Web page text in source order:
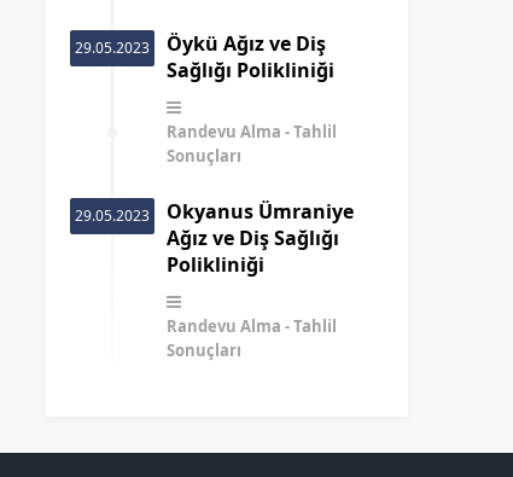
29.05.2023
Öykü Ağız ve Diş
Sağlığı Polikliniği
Randevu Alma
Tahlil
Sonuçları
29.05.2023
Okyanus Ümraniye
Ağız ve Diş Sağlığı
Polikliniği
Randevu Alma
Tahlil
Sonuçları